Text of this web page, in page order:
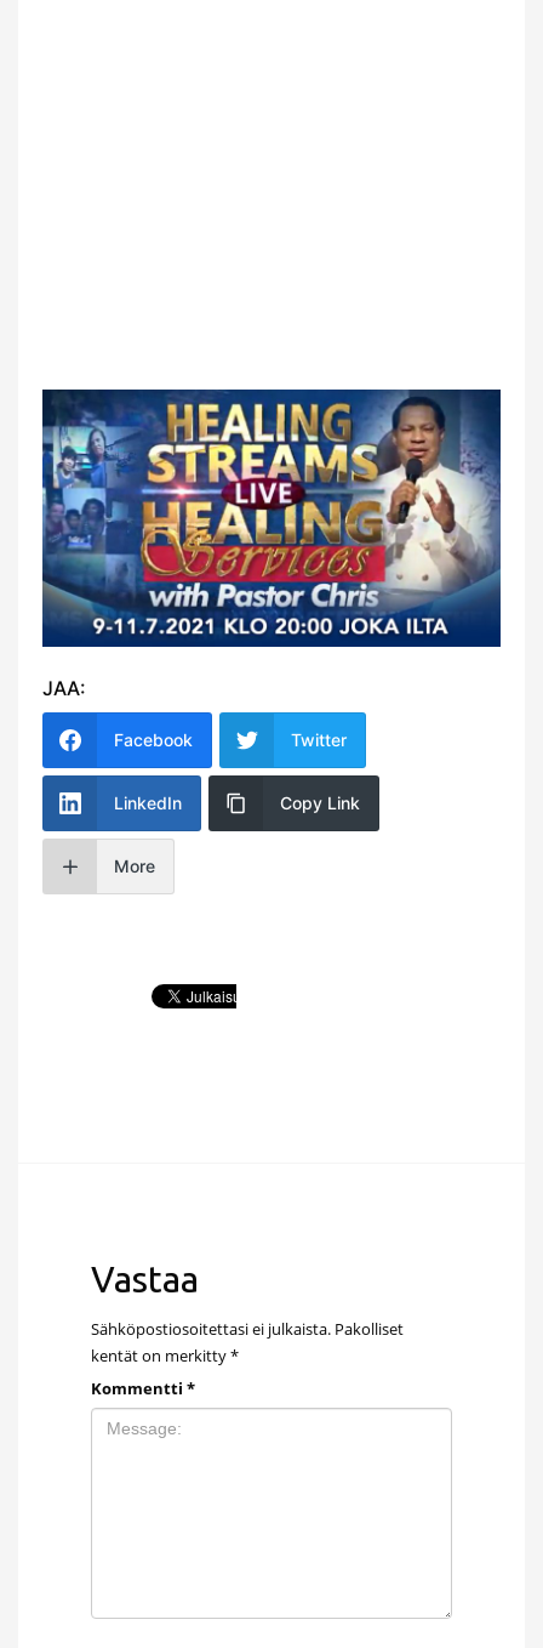
JAA:
Facebook Twitter
LinkedIn Copy Link
More
Vastaa
Sähköpostiosoitettasi ei julkaista. Pakolliset
kentät on merkitty*
Kommentti *